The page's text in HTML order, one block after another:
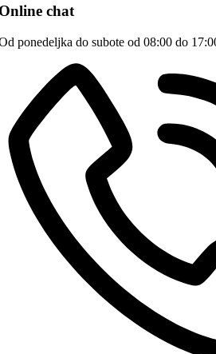
chat
ponedeljka do subote od 08:00 do